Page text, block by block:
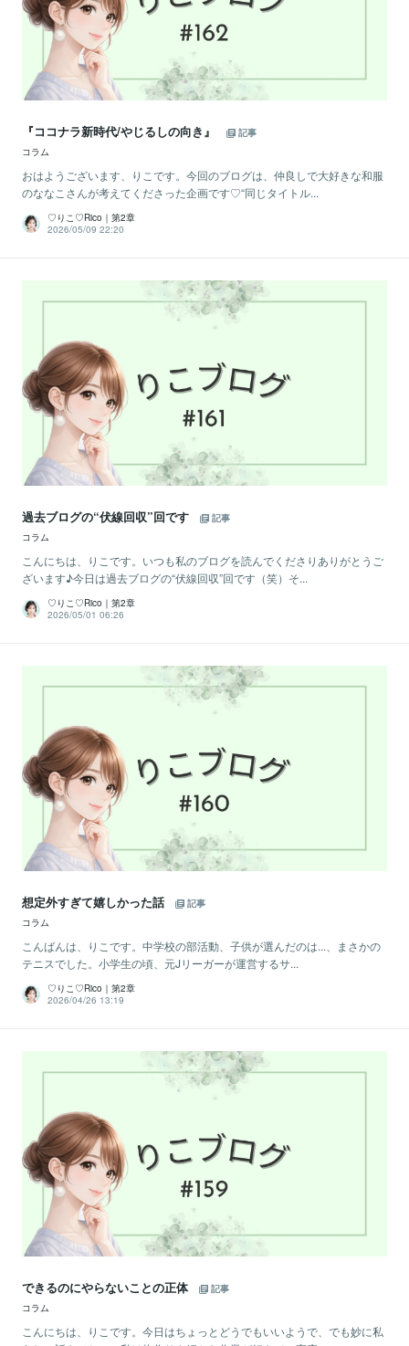
『ココナラ新時代/やじるしの向き』
記事
コラム
おはようございます、りこです。今回のブログは、仲良しで大好きな和服
のななこさんが考えてくださった企画です♡“同じタイトル...
♡りこ♡Rico｜第2章
2026/05/09 22:20
過去ブログの“伏線回収”回です
記事
コラム
こんにちは、りこです。いつも私のブログを読んでくださりありがとうご
ざいます♪今日は過去ブログの“伏線回収”回です（笑）そ...
♡りこ♡Rico｜第2章
2026/05/01 06:26
想定外すぎて嬉しかった話
記事
コラム
こんばんは、りこです。中学校の部活動、子供が選んだのは...、まさかの
テニスでした。小学生の頃、元Jリーガーが運営するサ...
♡りこ♡Rico｜第2章
2026/04/26 13:19
できるのにやらないことの正体
記事
コラム
こんにちは、りこです。今日はちょっとどうでもいいようで、でも妙に私